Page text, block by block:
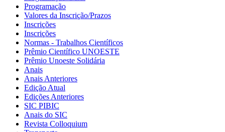
Programação
Valores da Inscrição/Prazos
Inscrições
Inscrições
Normas - Trabalhos Científicos
Prêmio Científico UNOESTE
Prêmio Unoeste Solidária
Anais
Anais Anteriores
Edição Atual
Edições Anteriores
SIC PIBIC
Anais do SIC
Revista Colloquium